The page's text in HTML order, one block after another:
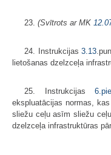
23. (Svītrots ar MK
24. Instrukcijas3.13
lietošanas dzelzceļa
25. Instrukcijas
ekspluatācijas normas,
sliežu ceļu asīm sliežu
dzelzceļa infrastruktūras